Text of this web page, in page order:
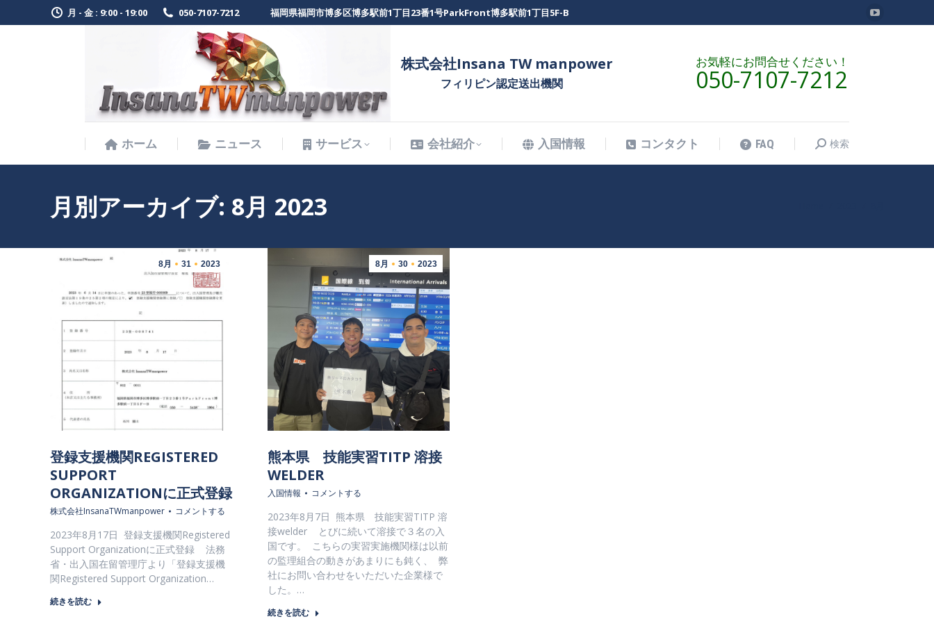
月 - 金 : 9:00 - 19:00 050-7107-7212 福岡県福岡市博多区博多駅前1丁目23番1号ParkFront博多駅前1丁目5F-B
YouTube
ウ
株式会社Insana TW manpower
フィリピン認定送出機関
お気軽にお問合せください！
050-7107-7212
ホーム ニュース サービス 会社紹介 入国情報 コンタクト FAQ
検
索:
検索
月別アーカイブ: 8月 2023
8月 31 2023
登録支援機関REGISTERED
SUPPORT
ORGANIZATIONに正式登録
株式会社InsanaTWmanpower コメントする
2023年8月17日 登録支援機関Registered
Support Organizationに正式登録 法務
省・出入国在留管理庁より「登録支援機
関Registered Support Organization…
続きを読む
8月 30 2023
熊本県 技能実習TITP 溶接
WELDER
入国情報 コメントする
2023年8月7日 熊本県 技能実習TITP 溶
接welder とびに続いて溶接で３名の入
国です。 こちらの実習実施機関様は以前
の監理組合の動きがあまりにも鈍く、 弊
社にお問い合わせをいただいた企業様で
した。…
続きを読む
ホーム ニュース サービス 会社紹介 入国情報 コンタクト FAQ
検